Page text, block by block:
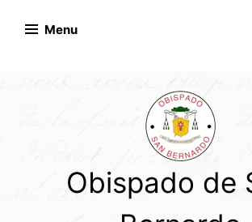
Menu
Obispado de